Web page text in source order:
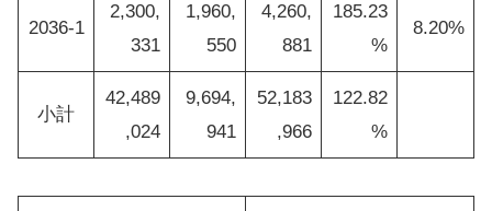
2036-1
2,300,
331
1,960,
550
4,260,
881
185.23
%
8.20%
小計
42,489
,024
9,694,
941
52,183
,966
122.82
%